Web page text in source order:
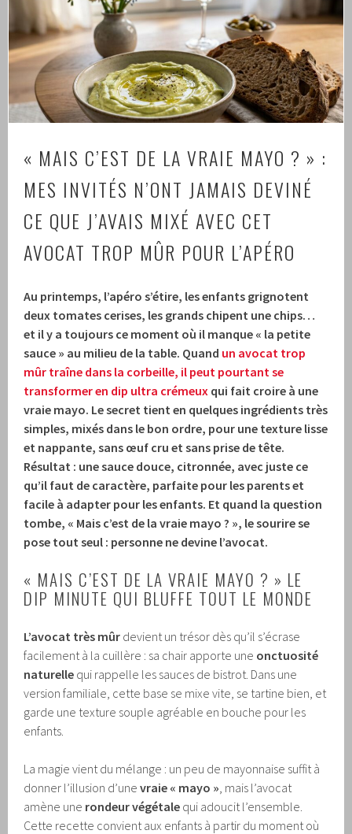
« MAIS C’EST DE LA VRAIE MAYO ? » :
MES INVITÉS N’ONT JAMAIS DEVINÉ
CE QUE J’AVAIS MIXÉ AVEC CET
AVOCAT TROP MÛR POUR L’APÉRO
Au printemps, l’apéro s’étire, les enfants grignotent
deux tomates cerises, les grands chipent une chips…
et il y a toujours ce moment où il manque « la petite
sauce » au milieu de la table. Quand un avocat trop
mûr traîne dans la corbeille, il peut pourtant se
transformer en dip ultra crémeux qui fait croire à une
vraie mayo. Le secret tient en quelques ingrédients très
simples, mixés dans le bon ordre, pour une texture lisse
et nappante, sans œuf cru et sans prise de tête.
Résultat : une sauce douce, citronnée, avec juste ce
qu’il faut de caractère, parfaite pour les parents et
facile à adapter pour les enfants. Et quand la question
tombe, « Mais c’est de la vraie mayo ? », le sourire se
pose tout seul : personne ne devine l’avocat.
« MAIS C’EST DE LA VRAIE MAYO ? » LE
DIP MINUTE QUI BLUFFE TOUT LE MONDE
L’avocat très mûr devient un trésor dès qu’il s’écrase
facilement à la cuillère : sa chair apporte une onctuosité
naturelle qui rappelle les sauces de bistrot. Dans une
version familiale, cette base se mixe vite, se tartine bien, et
garde une texture souple agréable en bouche pour les
enfants.
La magie vient du mélange : un peu de mayonnaise suffit à
donner l’illusion d’unevraie « mayo » , mais l’avocat
amène une rondeur végétale qui adoucit l’ensemble.
Cette recette convient aux enfants à partir du moment où